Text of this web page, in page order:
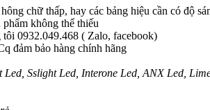
chữ thấp, hay các bảng hiệu cần có độ
không thể thiếu
0932.049.468 ( Zalo, facebook)
đảm bảo hàng chính hãng
Led, Sslight Led, Interone Led, ANX Led,